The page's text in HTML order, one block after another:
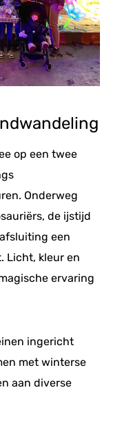
op een twee
Onderweg
de ijstijd
een
Licht, kleur en
ervaring
ingericht
met winterse
aan diverse